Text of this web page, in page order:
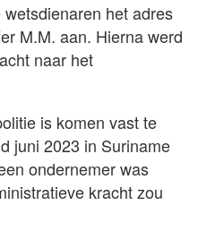
het adres
M.M. aan. Hierna werd
naar het
is komen vast te
juni 2023 in Suriname
ondernemer was
kracht zou